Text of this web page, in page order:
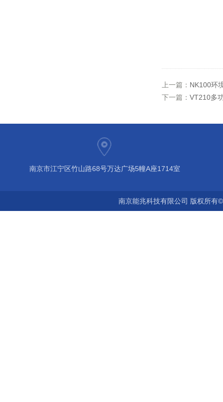
上一篇： NK100环
下一篇： VT210多
南京市江宁区竹山路68号万达广场5幢A座1714室
南京能兆科技有限公司 版权所有